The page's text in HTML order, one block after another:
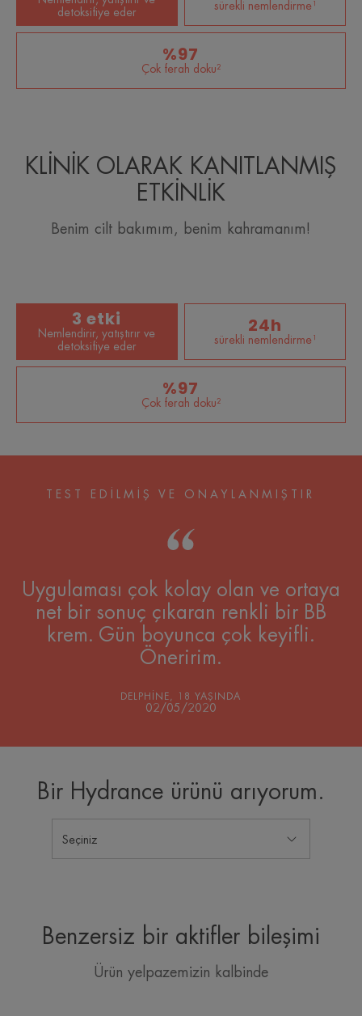
detoksifiye eder
sürekli nemlendirme¹
%97
Çok ferah doku²
KLİNİK OLARAK KANITLANMIŞ
ETKİNLİK
Benim cilt bakımım, benim kahramanım!
3 etki
Nemlendirir, yatıştırır ve
detoksifiye eder
24h
sürekli nemlendirme¹
%97
Çok ferah doku²
TEST EDİLMİŞ VE ONAYLANMIŞTIR
Uygulaması çok kolay olan ve ortaya
net bir sonuç çıkaran renkli bir BB
krem. Gün boyunca çok keyifli.
Öneririm.
DELPHINE, 18 YAŞINDA
02/05/2020
Bir Hydrance ürünü arıyorum.
Seçiniz
Benzersiz bir aktifler bileşimi
Ürün yelpazemizin kalbinde